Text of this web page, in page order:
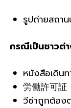
รูปถ่ายสถา
กรณีเป็นชาวต่
หนังสือเดิน
労働許可
วีซ่าถูกต้อง